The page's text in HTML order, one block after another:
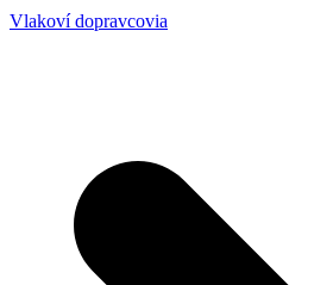
Vlakoví dopravcovia